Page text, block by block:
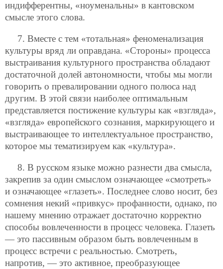
индифферентны, «ноуменальны» в кантовском
смысле этого слова.
7. Вместе с тем «тотальная» феноменализация
культуры вряд ли оправдана. «Стороны» процесса
выстраивания культурного пространства обладают
достаточной долей автономности, чтобы мы могли
говорить о превалировании одного полюса над
другим. В этой связи наиболее оптимальным
представляется постижение культуры как «взгляда»,
«взгляда» европейского сознания, маркирующего и
выстраивающее то интеллектуальное пространство,
которое мы тематизируем как «культура».
8. В русском языке можно разнести два смысла,
закрепив за один смыслом означающее «смотреть»
и означающее «глазеть». Последнее слово носит, без
сомнения некий «привкус» профанности, однако, по
нашему мнению отражает достаточно корректно
способы вовлеченности в процесс человека. Глазеть
— это пассивным образом быть вовлеченным в
процесс встречи с реальностью. Смотреть,
напротив, — это активное, преобразующее